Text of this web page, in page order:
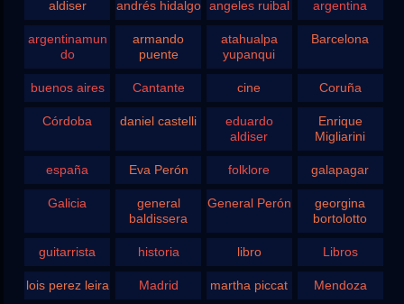
aldiser andrés hidalgo angeles ruibal argentina
argentinamun
do
armando
puente
atahualpa
yupanqui
Barcelona
buenos aires Cantante cine Coruña
Córdoba daniel castelli
eduardo
aldiser
Enrique
Migliarini
españa Eva Perón folklore galapagar
Galicia
general
baldissera
General Perón
georgina
bortolotto
guitarrista historia libro Libros
lois perez leira Madrid martha piccat Mendoza